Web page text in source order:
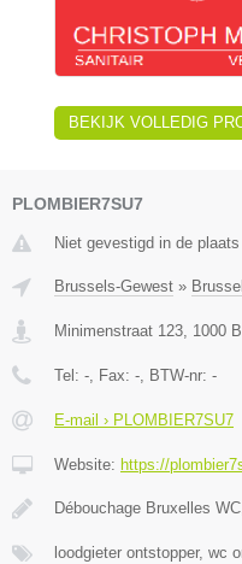
BEKIJK VOLLEDIG
PLOMBIER7SU7
Niet gevestigd in de
Brussels-Gewest » Brussel
Minimenstraat 123 1000
Tel: - , Fax: - , BTW-nr: -
E-mail › PLOMBIER7SU7
Website: https://
Débouchage Bruxelles
loodgieter ontstopper, wc